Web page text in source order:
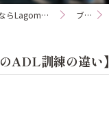
和泉市の訪問看護ならLagom訪問看護ステーション ブログ
ADL訓練の違い】